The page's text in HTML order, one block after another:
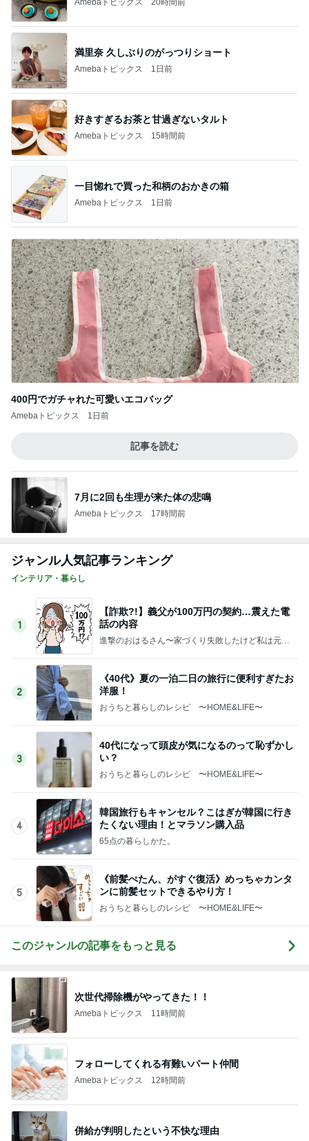
満里奈 久しぶりのがっつりショート
Amebaトピックス 1日前
好きすぎるお茶と甘過ぎないタルト
Amebaトピックス 15時間前
一目惚れで買った和柄のおかきの箱
Amebaトピックス 1日前
400円でガチャれた可愛いエコバッグ
Amebaトピックス 1日前
記事を読む
7月に2回も生理が来た体の悲鳴
Amebaトピックス 17時間前
ジャンル人気記事ランキング
インテリア・暮らし
1
【詐欺?!】義父が100万円の契約…震えた電
話の内容
進撃のおはるさん〜家づくり失敗したけど私は元気
2
《40代》夏の一泊二日の旅行に便利すぎたお
洋服！
おうちと暮らしのレシピ 〜HOME&LIFE〜
3
40代になって頭皮が気になるのって恥ずかし
い？
おうちと暮らしのレシピ 〜HOME&LIFE〜
4
韓国旅行もキャンセル？こはぎが韓国に行き
たくない理由！とマラソン購入品
65点の暮らしかた。
5
《前髪ぺたん、がすぐ復活》めっちゃカンタ
ンに前髪セットできるやり方！
おうちと暮らしのレシピ 〜HOME&LIFE〜
このジャンルの記事をもっと見る
次世代掃除機がやってきた！！
Amebaトピックス 11時間前
フォローしてくれる有難いパート仲間
Amebaトピックス 12時間前
併給が判明したという不快な理由